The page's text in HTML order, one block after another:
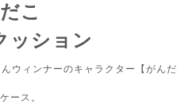
こ
ッション
ウィンナーのキャラクター【がん
ース。